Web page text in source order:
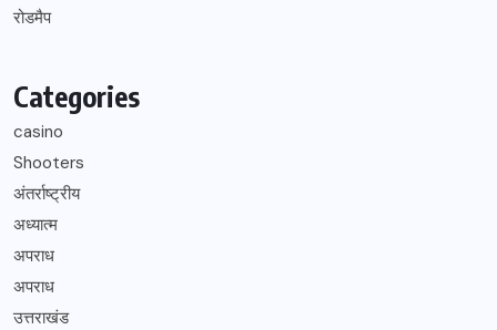
रोडमैप
Categories
casino
Shooters
अंतर्राष्ट्रीय
अध्यात्म
अपराध
अपराध
उत्तराखंड